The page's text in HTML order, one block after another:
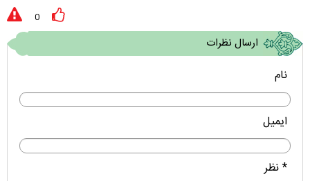
0
ارسال نظرات
نام
ایمیل
* نظر